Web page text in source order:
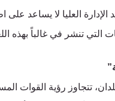
الإدارة العليا لا يساعد
التي تنشر في غالباً بهذه
تتجاوز رؤية القوات